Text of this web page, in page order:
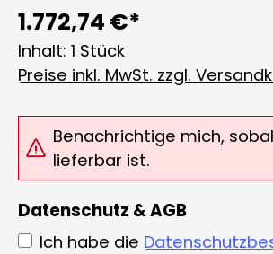
1.772,74 €*
Inhalt: 1 Stück
Preise inkl. MwSt. zzgl.
Benachrichtige mich,
lieferbar ist.
Datenschutz & AGB
Ich habe die